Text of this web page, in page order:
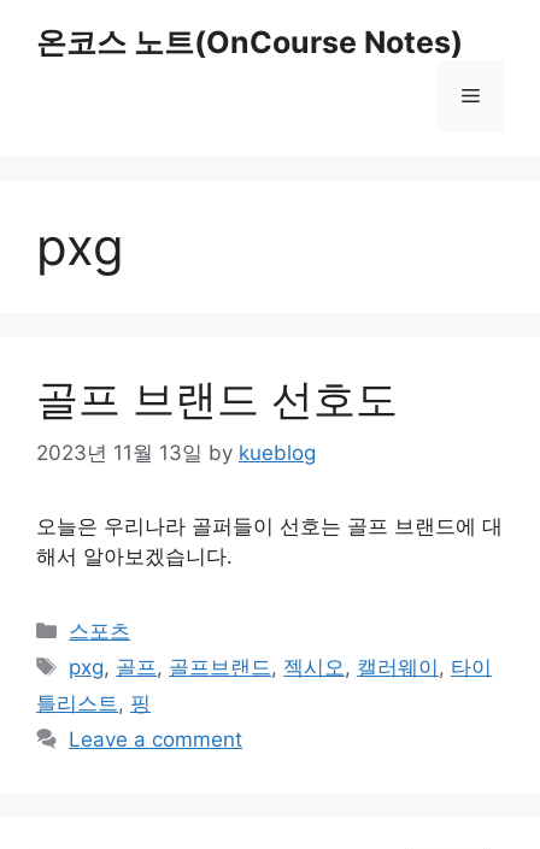
온코스 노트(OnCourse Notes)
Menu
pxg
골프 브랜드 선호도
2023년 11월 13일 by kueblog
오늘은 우리나라 골퍼들이 선호는 골프 브랜드에 대
해서 알아보겠습니다.
Categories
스포츠
Tags
pxg, 골프 , 골프브랜드 , 젝시오 , 캘러웨이 , 타이
틀리스트 , 핑
Leave a comment